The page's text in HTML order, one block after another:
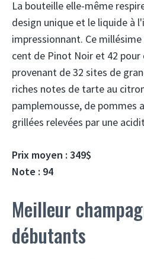
La bouteille elle-même
design unique et le liquide à
impressionnant. Ce
cent de Pinot Noir et 42 pour
provenant de 32 sites de
riches notes de tarte au
pamplemousse, de pommes
grillées relevées par une
Prix ​​moyen : 349$
Note : 94
Meilleur
débutants